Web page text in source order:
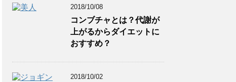
2018/10/08
コンブチャとは？代謝が
上がるからダイエットに
おすすめ？
2018/10/02